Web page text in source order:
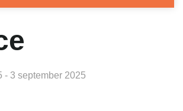
- 3 september 2025